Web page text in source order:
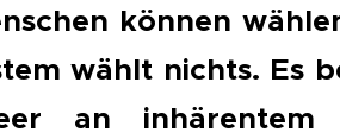
können
wählt nichts. Es
an inhärentem